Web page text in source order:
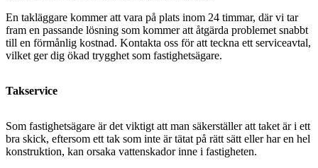
En takläggare kommer att vara på plats inom 24 timmar, där vi tar
fram en passande lösning som kommer att åtgärda problemet snabbt
till en förmånlig kostnad. Kontakta oss för att teckna ett serviceavtal,
vilket ger dig ökad trygghet som fastighetsägare.
Takservice
Som fastighetsägare är det viktigt att man säkerställer att taket är i ett
bra skick, eftersom ett tak som inte är tätat på rätt sätt eller har en hel
konstruktion, kan orsaka vattenskador inne i fastigheten.